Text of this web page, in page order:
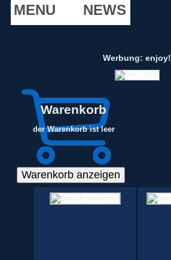
MENU
NEWS
Werbung: enjoy!
Warenkorb
der Warenkorb ist leer